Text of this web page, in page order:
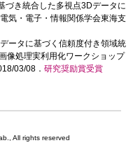
づき統合した多視点3Dデータに
気・電子・情報関係学会東海支
ータに基づく信頼度付き領域統
像処理実利用化ワークショップ
03/08． 研究奨励賞受賞
All rights reserved